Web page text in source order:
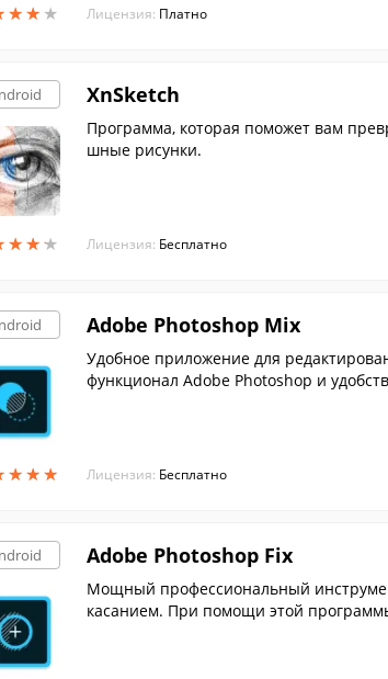
★★ ★
★★ ★ Лицензия: Платно
★★★
★★★
XnSketch
Программа, которая поможет вам
шные рисунки.
Лицензия: Бесплатно
★★★
★★★
Adobe Photoshop Mix
Удобное приложение для
функционал Adobe Photoshop и
Лицензия: Бесплатно
Adobe Photoshop Fix
Мощный профессиональный
касанием. При помощи этой